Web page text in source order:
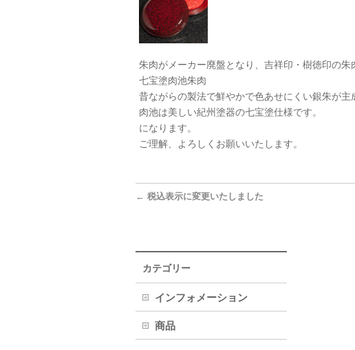
朱肉がメーカー廃盤となり、吉祥印・樹徳印の朱
七宝塗肉池朱肉
昔ながらの製法で鮮やかで色あせにくい銀朱が主
肉池は美しい紀州塗器の七宝塗仕様です。
になります。
ご理解、よろしくお願いいたします。
← 税込表示に変更いたしました
カテゴリー
インフォメーション
商品